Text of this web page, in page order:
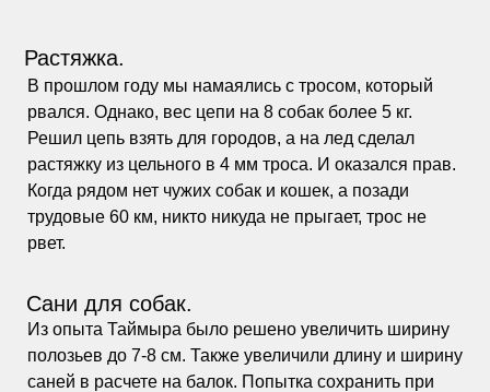
Из опыта Таймыра было решено увеличить ширину
полозьев до 7-8 см. Также увеличили длину и ширину
саней в расчете на балок. Попытка сохранить при
В прошлом году мы намаялись с тросом, который
рвался. Однако, вес цепи на 8 собак более 5 кг.
Решил цепь взять для городов, а на лед сделал
растяжку из цельного в 4 мм троса. И оказался прав.
Когда рядом нет чужих собак и кошек, а позади
трудовые 60 км, никто никуда не прыгает, трос не
рвет.
Сани для собак.
Растяжка.